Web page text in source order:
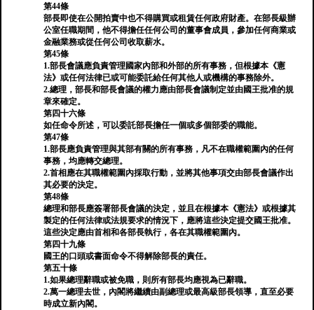
第44條
部長即使在公開拍賣中也不得購買或租賃任何政府財產。在部長級辦
公室任職期間，他不得擔任任何公司的董事會成員，參加任何商業或
金融業務或從任何公司收取薪水。
第45條
1.部長會議應負責管理國家內部和外部的所有事務，但根據本《憲
法》或任何法律已或可能委託給任何其他人或機構的事務除外。
2.總理，部長和部長會議的權力應由部長會議制定並由國王批准的規
章來確定。
第四十六條
如任命令所述，可以委託部長擔任一個或多個部委的職能。
第47條
1.部長應負責管理與其部有關的所有事務，凡不在職權範圍內的任何
事務，均應轉交總理。
2.首相應在其職權範圍內採取行動，並將其他事項交由部長會議作出
其必要的決定。
第48條
總理和部長應簽署部長會議的決定，並且在根據本《憲法》或根據其
製定的任何法律或法規要求的情況下，應將這些決定提交國王批准。
這些決定應由首相和各部長執行，各在其職權範圍內。
第四十九條
國王的口頭或書面命令不得解除部長的責任。
第五十條
1.如果總理辭職或被免職，則所有部長均應視為已辭職。
2.萬一總理去世，內閣將繼續由副總理或最高級部長領導，直至必要
時成立新內閣。